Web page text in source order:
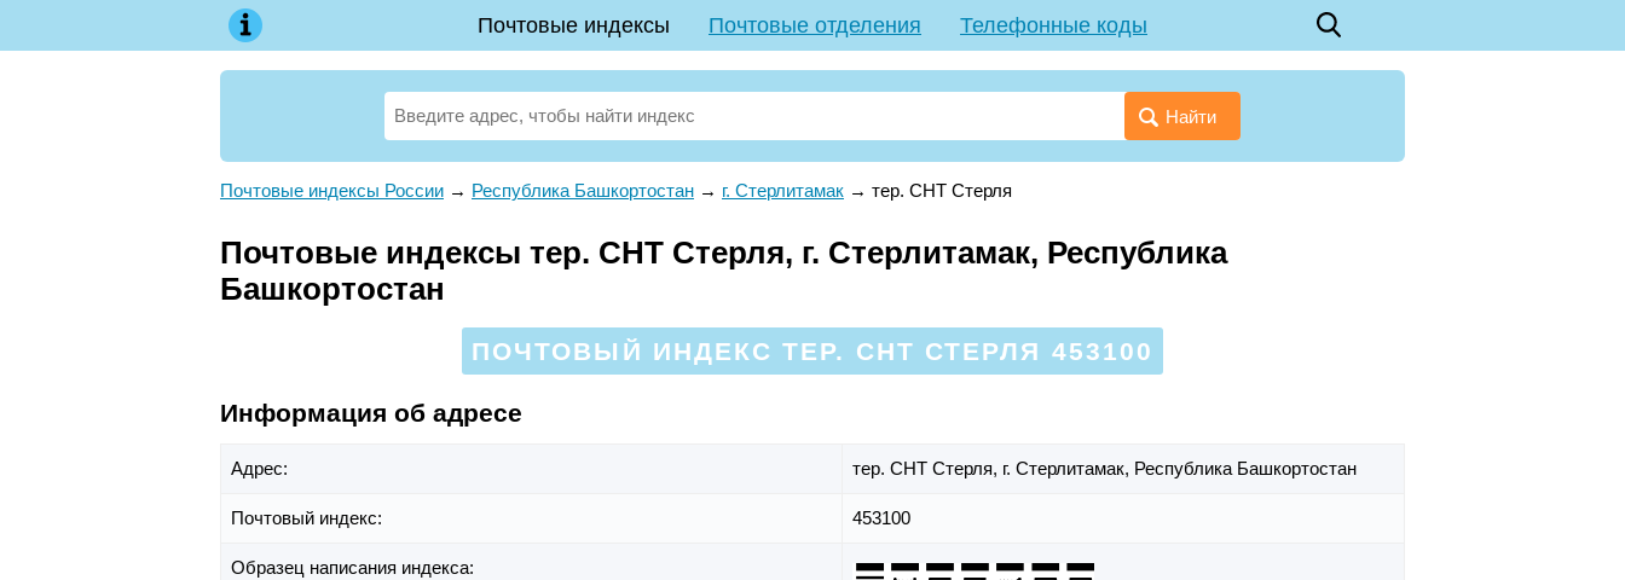
Почтовые индексы Почтовые отделения Телефонные коды
Найти
Почтовые индексы России → Республика Башкортостан → г. Стерлитамак → тер. СНТ Стерля
Почтовые индексы тер. СНТ Стерля, г. Стерлитамак, Республика
Башкортостан
ПОЧТОВЫЙ ИНДЕКС ТЕР. СНТ СТЕРЛЯ 453100
Информация об адресе
Адрес: тер. СНТ Стерля, г. Стерлитамак, Республика Башкортостан
Почтовый индекс: 453100
Образец написания индекса: